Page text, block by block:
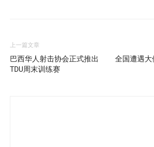
上一篇文章
巴西华人射击协会正式推出
TDU周末训练赛
全国遭遇